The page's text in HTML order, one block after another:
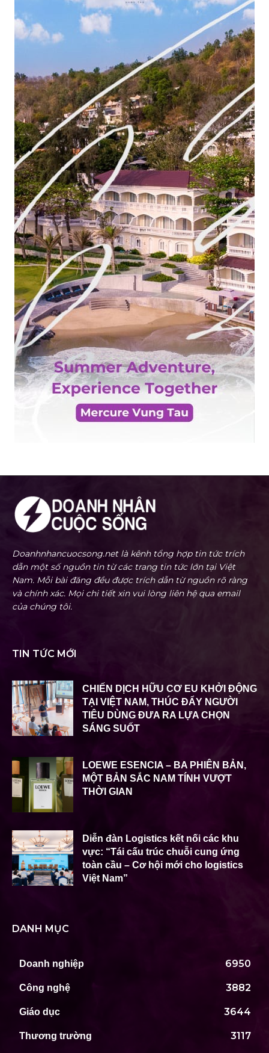
Doanhnhancuocsong.net là kênh tổng hợp tin tức trích
dẫn một số nguồn tin từ các trang tin tức lớn tại Việt
Nam. Mỗi bài đăng đều được trích dẫn từ nguồn rõ ràng
và chính xác. Mọi chi tiết xin vui lòng liên hệ qua email
của chúng tôi.
TIN TỨC MỚI
CHIẾN DỊCH HỮU CƠ EU KHỞI ĐỘNG
TẠI VIỆT NAM, THÚC ĐẨY NGƯỜI
TIÊU DÙNG ĐƯA RA LỰA CHỌN
SÁNG SUỐT
LOEWE ESENCIA – BA PHIÊN BẢN,
MỘT BẢN SẮC NAM TÍNH VƯỢT
THỜI GIAN
Diễn đàn Logistics kết nối các khu
vực: “Tái cấu trúc chuỗi cung ứng
toàn cầu – Cơ hội mới cho logistics
Việt Nam”
DANH MỤC
Doanh nghiệp 6950
Công nghệ 3882
Giáo dục 3644
Thương trường 3117